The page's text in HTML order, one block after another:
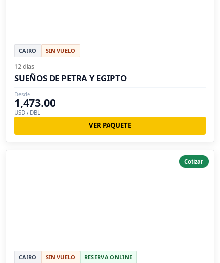
CAIRO SIN VUELO
12 días
SUEÑOS DE PETRA Y EGIPTO
Desde
1,473.00
USD / DBL
VER PAQUETE
Cotizar
CAIRO SIN VUELO RESERVA ONLINE